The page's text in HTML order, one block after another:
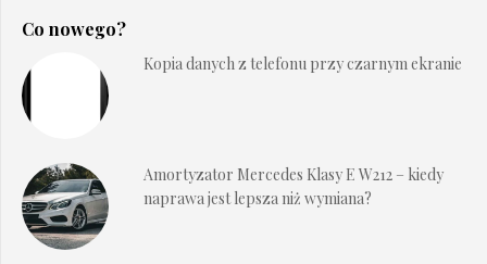
Co nowego?
Kopia danych z telefonu przy czarnym ekranie
Amortyzator Mercedes Klasy E W212 – kiedy
naprawa jest lepsza niż wymiana?